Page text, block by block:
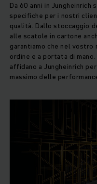
Da 60 anni in Jungheinrich
specifiche per i nostri
qualità. Dallo stoccaggio
alle scatole in cartone
garantiamo che nel vostro
ordine e a portata di
affidano a Jungheinrich
massimo delle